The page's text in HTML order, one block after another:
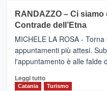
IL
NUOVO
SUMMER
CLUB
VIAGRANDE
(Ct)
–
Benanti
presenta
“Vino
&
Cultura
RANDAZZO – Ci
Contrade dell’Etna
MICHELE LA ROSA -
appuntamenti più attesi.
l'appuntamento è alle falde
Leggi tuttoLeggi
di
Catania Turismo